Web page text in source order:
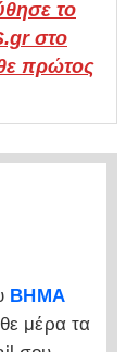
το
στο
πρώτος
ΒΗΜΑ
μέρα τα